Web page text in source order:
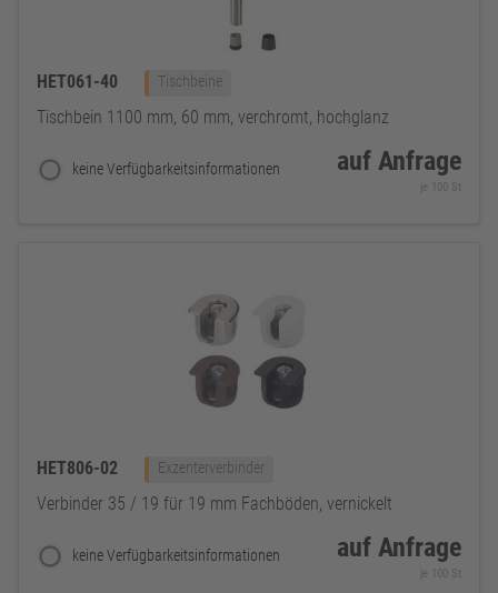
HET061-40 Tischbeine
Tischbein 1100 mm, 60 mm, verchromt, hochglanz
keine Verfügbarkeitsinformationen auf Anfrage
je 100 St
HET806-02 Exzenterverbinder
Verbinder 35 / 19 für 19 mm Fachböden, vernickelt
keine Verfügbarkeitsinformationen auf Anfrage
je 100 St